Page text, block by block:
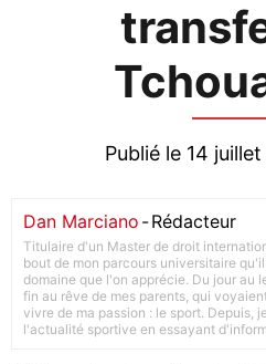
Publié le 14
Dan Marciano -Rédacteur
Titulaire d'un Master de droit
bout de mon parcours universitaire
domaine que l'on apprécie. Du jour au
fin au rêve de mes parents, qui
vivre de ma passion : le sport. Depuis,
l'actualité sportive en essayant